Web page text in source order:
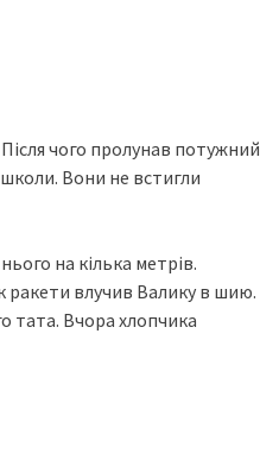
чого пролунав потужний
школи. Вони не встигли
на кілька метрів.
ракети влучив Валику в шию.
тата. Вчора хлопчика